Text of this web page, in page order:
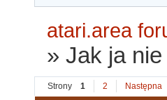
atari.area
»Jak ja
Strony 1 2 Następna